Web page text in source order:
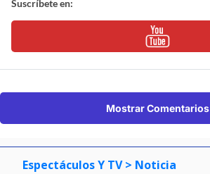
Suscríbete en:
Mostrar Comentarios
Espectáculos Y TV > Noticia